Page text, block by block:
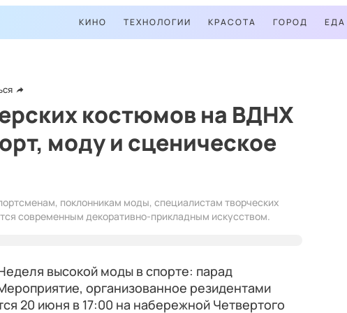
КИНО ТЕХНОЛОГИИ КРАСОТА ГОРОД ЕДА
костюмов на ВДНХ
моду и сценическое
поклонникам моды, специалистам творческих
современным декоративно-прикладным искусством.
высокой моды в спорте: парад
организованное резидентами
20 июня в 17:00 на набережной Четвертого